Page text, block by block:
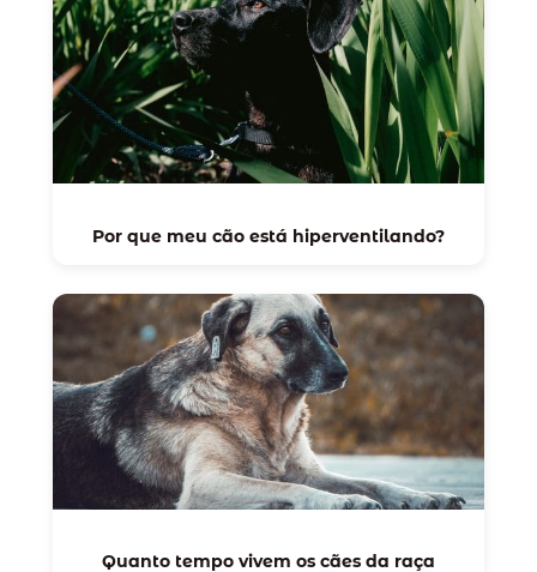
Por que meu cão está hiperventilando?
Quanto tempo vivem os cães da raça